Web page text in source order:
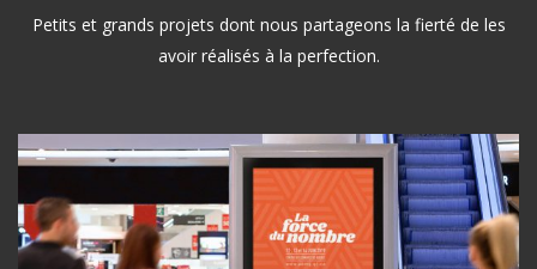
Petits et grands projets dont nous partageons la fierté de les
avoir réalisés à la perfection.